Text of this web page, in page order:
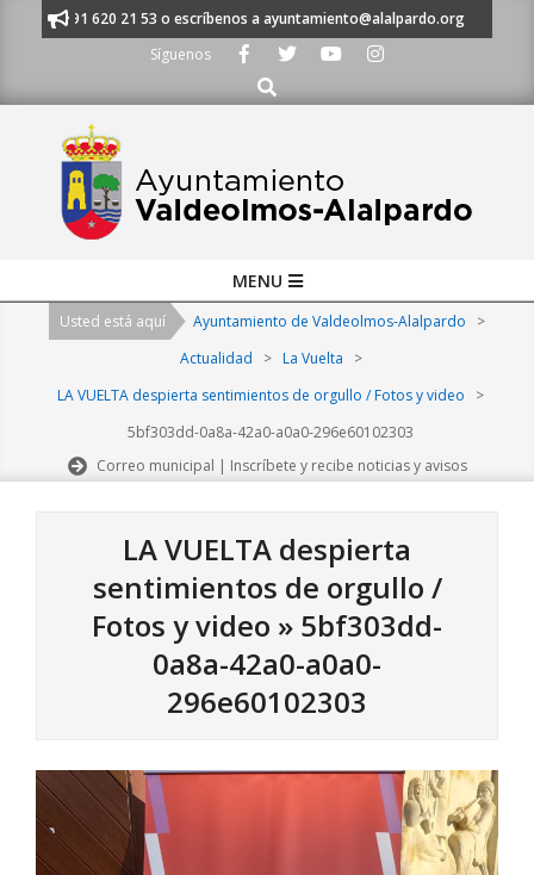
al 91 620 21 53 o escríbenos a ayuntamiento@alalpardo.org
Síguenos
Buscar
Navigation
MENU
Usted está aquí Ayuntamiento de Valdeolmos-Alalpardo
>
Actualidad
> La Vuelta
>
LA VUELTA despierta sentimientos de orgullo / Fotos y video
>
5bf303dd-0a8a-42a0-a0a0-296e60102303
Correo municipal | Inscríbete y recibe noticias y avisos
LA VUELTA despierta
sentimientos de orgullo /
Fotos y video » 5bf303dd-
0a8a-42a0-a0a0-
296e60102303